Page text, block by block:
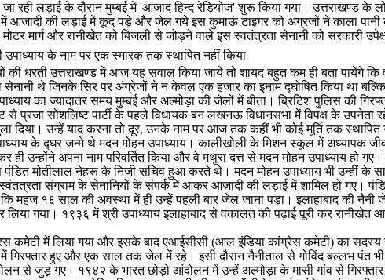
रही लड़ाई के दौरान मुम्बई में 'आजाद हिन्द रेडियोज' शुरू किया गया। उत्तराखण्ड
आजादी की लड़ाई में कूद पड़े और जेल गये इस कुमाऊं टाइगर को अंग्रजों ने काला
मोटर मार्ग और रानीखेत को बिजली से जोड़ने वाले इस स्वतंत्रता सेनानी को
के नाम पर एक स्मारक तक स्थापित नहीं किया
धरती उत्तराखण्ड में आज यह सवाल किया जाये तो शायद बहुत कम ही बता पायेंगे कि
थे जिनके सिर पर अंग्रेजों ने न केवल एक हजार का इनाम द्घोषित किया था बल्कि
का ज्यादातर समय मुम्बई और अल्मोड़ा की जेलों में बीता। ब्रिटिश पुलिस की
से प्रजा सोशलिष्ट पार्टी के पहले विधायक बन लखनऊ विधानसभा में विपक्ष के उपनेता
दिया। उन्हें याद करना तो दूर, उनके नाम पर आज तक कहीं भी कोई मूर्ति तक स्थापित
के द्घर जन्मे थे मदन मोहन उपाध्याय। कालीखोली के मिशन स्कूल में अध्यापक
ही उन्होंने अपना नाम परिवर्तित किया और वे मथुरा दत्त से मदन मोहन उपाध्याय
पंडित मोतीलाल नेहरू के निजी सचिव हुआ करते थे। मदन मोहन उपाध्याय भी उन्हीं
संग्राम के सेनानियों के संपर्क में आकर आजादी की लड़ाई में शामिल हो गए।
कि महज १६ साल की अवस्था में ही उन्हें पहली बार जेल जाना पड़ा। इलाहाबाद की
गया। १९३६ में श्री उपाध्याय इलाहाबाद से वकालत की पढ़ाई पूरी कर रानीखेत आ
कमेटी में लिया गया और इसके बाद एआईसीसी (आल इंडिया कांग्रेस कमेटी) का
हुए और एक साल तक जेल में रहे। इसी दौरान नैनीताल से गोविंद बल्लभ पंत
जुड़ गए। १९४२ के भारत छोड़ो आंदोलन में उन्हें अल्मोड़ा के मासी गांव से गिरफ्तार